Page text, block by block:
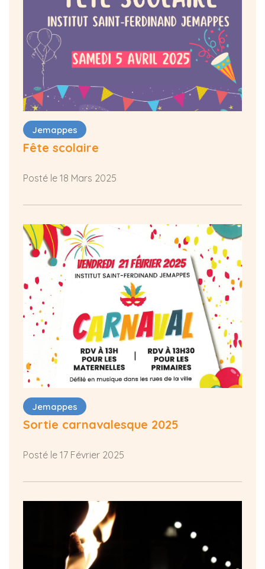
Jemappes
Fête scolaire
Posté le 18 Mars 2025
Jemappes
Sortie carnavalesque 2025
Posté le 17 Février 2025